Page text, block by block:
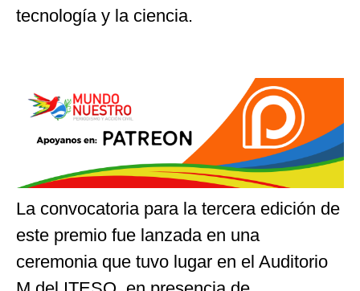
tecnología y la ciencia.
La convocatoria para la tercera edición de
este premio fue lanzada en una
ceremonia que tuvo lugar en el Auditorio